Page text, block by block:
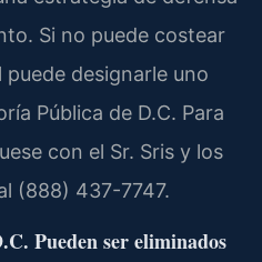
Si no puede costear
designarle uno
Pública de D.C. Para
con el Sr. Sris y los
(888) 437-7747.
Pueden ser eliminados